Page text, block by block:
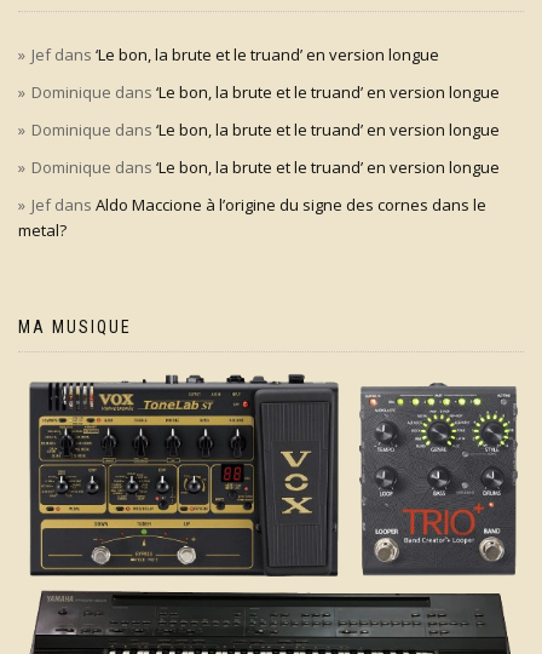
Jefdans ‘Le bon, la brute et le truand’ en version longue
Dominique dans ‘Le bon, la brute et le truand’ en version longue
Dominique dans ‘Le bon, la brute et le truand’ en version longue
Dominique dans ‘Le bon, la brute et le truand’ en version longue
Jefdans Aldo Maccione à l’origine du signe des cornes dans le
metal?
MA MUSIQUE